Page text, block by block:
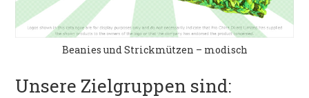
Beanies und Strickmützen – modisch
Unsere Zielgruppen sind: